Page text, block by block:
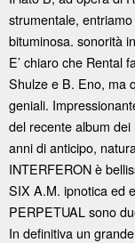
strumentale,
bituminosa. sonorità
E’ chiaro che Rental
Shulze e B. Eno, ma
geniali.
del recente album dei
anni di anticipo,
INTERFERON è
SIX A.M. ipnotica ed
PERPETUAL sono
In definitiva un